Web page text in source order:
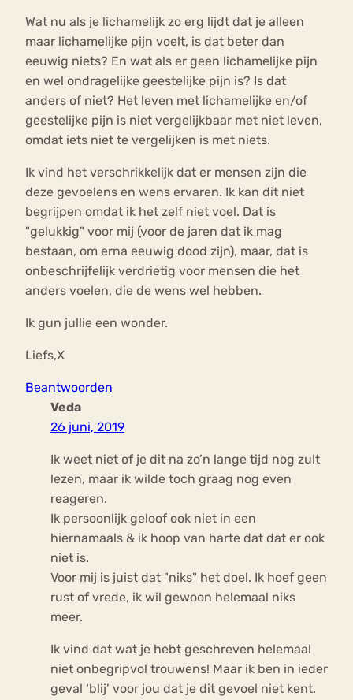
Wat nu als je lichamelijk zo erg lijdt dat je alleen
maar lichamelijke pijn voelt, is dat beter dan
eeuwig niets? En wat als er geen lichamelijke pijn
en wel ondragelijke geestelijke pijn is? Is dat
anders of niet? Het leven met lichamelijke en/of
geestelijke pijn is niet vergelijkbaar met niet leven,
omdat iets niet te vergelijken is met niets.
Ik vind het verschrikkelijk dat er mensen zijn die
deze gevoelens en wens ervaren. Ik kan dit niet
begrijpen omdat ik het zelf niet voel. Dat is
"gelukkig" voor mij (voor de jaren dat ik mag
bestaan, om erna eeuwig dood zijn), maar, dat is
onbeschrijfelijk verdrietig voor mensen die het
anders voelen, die de wens wel hebben.
Ik gun jullie een wonder.
Liefs,X
Beantwoorden
Veda
26 juni, 2019
Ik weet niet of je dit na zo’n lange tijd nog zult
lezen, maar ik wilde toch graag nog even
reageren.
Ik persoonlijk geloof ook niet in een
hiernamaals & ik hoop van harte dat dat er ook
niet is.
Voor mij is juist dat "niks" het doel. Ik hoef geen
rust of vrede, ik wil gewoon helemaal niks
meer.
Ik vind dat wat je hebt geschreven helemaal
niet onbegripvol trouwens! Maar ik ben in ieder
geval ‘blij’ voor jou dat je dit gevoel niet kent.